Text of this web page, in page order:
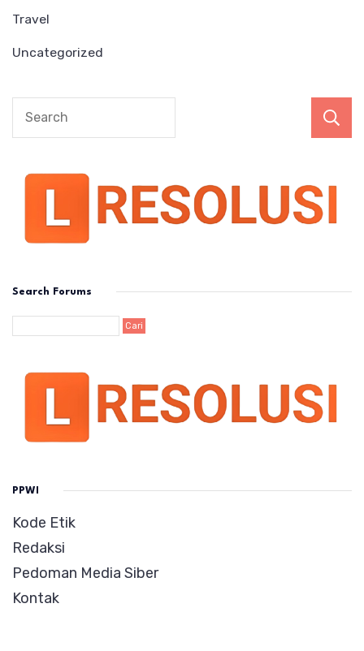
Travel
Uncategorized
Search Forums
PPWI
Kode Etik
Redaksi
Pedoman Media Siber
Kontak